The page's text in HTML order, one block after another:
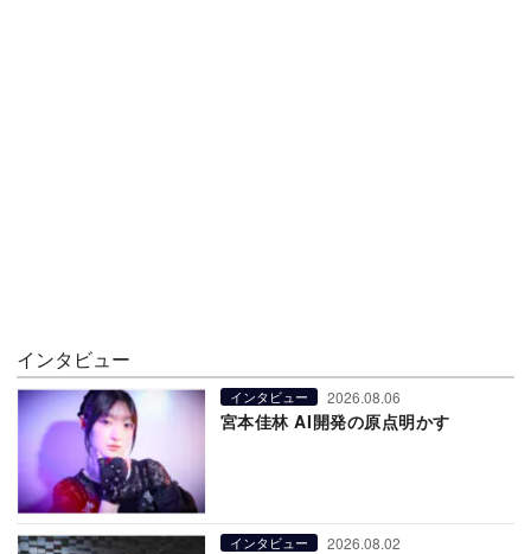
インタビュー
インタビュー 2026.08.06
宮本佳林 AI開発の原点明かす
インタビュー 2026.08.02